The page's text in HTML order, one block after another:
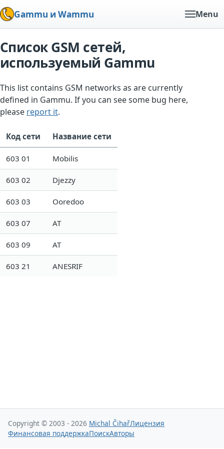
Gammu и Wammu Menu
Список GSM сетей,
используемый Gammu
This list contains GSM networks as are currently
defined in Gammu. If you can see some bug here,
please report it.
Код сети Название сети
603 01 Mobilis
603 02 Djezzy
603 03 Ooredoo
603 07 AT
603 09 AT
603 21 ANESRIF
Copyright © 2003 - 2026 Michal ČihařЛицензия
Финансовая поддержкаПоискАвторы